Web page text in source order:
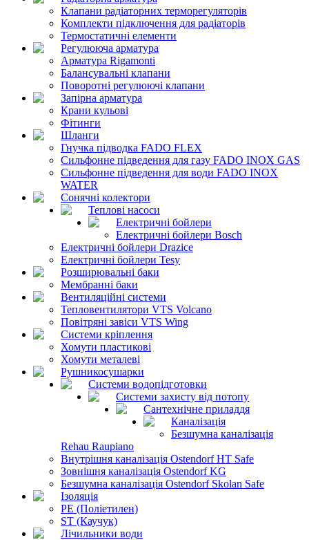
Клапани радіаторних терморегуляторів
Комплекти підключення для радіаторів
Термостатичні елементи
Регулююча арматура
Арматура Rigamonti
Балансувальні клапани
Поворотні регулюючі клапани
Запірна арматура
Крани кульові
Фітинги
Шланги
Гнучка підводка FADO FLEX
Сильфонне підведення для газу FADO INOX GAS
Сильфонне підведення для води FADO INOX
WATER
Сонячні колектори
Теплові насоси
Електричні бойлери
Електричні бойлери Bosch
Електричні бойлери Drazice
Електричні бойлери Tesy
Розширювальні баки
Мембранні баки
Вентиляційні системи
Тепловентилятори VTS Volcano
Повітряні завіси VTS Wing
Системи кріплення
Хомути пластикові
Хомути металеві
Рушникосушарки
Системи водопідготовки
Системи захисту від потопу
Сантехнічне приладдя
Каналізація
Безшумна каналізація
Rehau Raupiano
Внутрішня каналізація Ostendorf HT Safe
Зовнішня каналізація Ostendorf KG
Безшумна каналізація Ostendorf Skolan Safe
Ізоляція
PE (Поліетилен)
ST (Каучук)
Лічильники води